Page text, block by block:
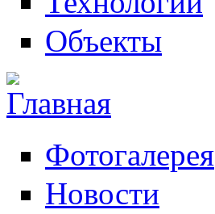
Объекты
Фотогалерея
Новости